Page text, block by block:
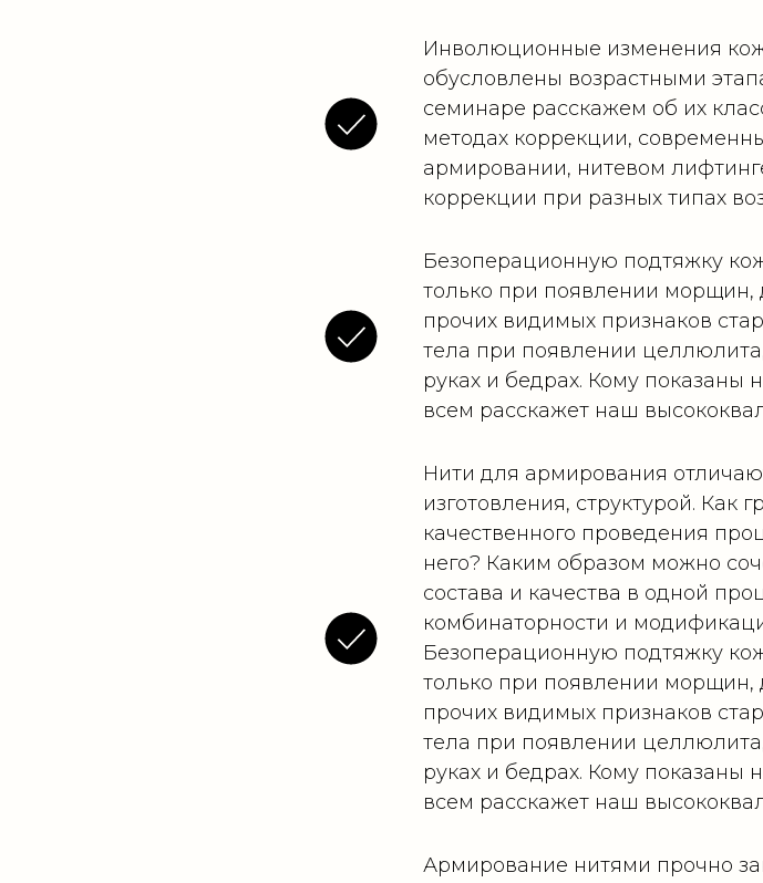
Инволюционные изменения
обусловлены возрастными
семинаре расскажем об их
методах коррекции,
армировании, нитевом
коррекции при разных типах
Безоперационную подтяжку
только при появлении морщин,
прочих видимых признаков
тела при появлении
руках и бедрах. Кому показаны
всем расскажет наш
Нити для армирования
изготовления, структурой. Как
качественного проведения
него? Каким образом можно
состава и качества в одной
комбинаторности и
Безоперационную подтяжку
только при появлении морщин,
прочих видимых признаков
тела при появлении
руках и бедрах. Кому показаны
всем расскажет наш
Армирование нитями прочно